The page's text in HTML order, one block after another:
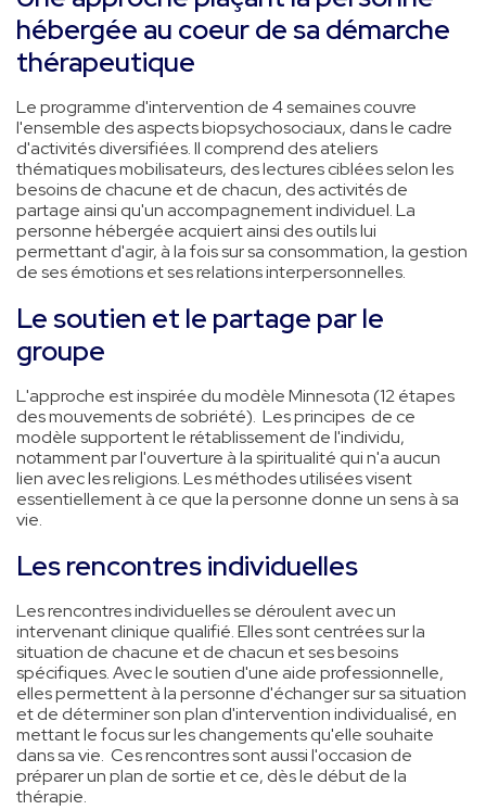
hébergée au coeur de sa démarche
thérapeutique
Le programme d'intervention de 4 semaines couvre
l'ensemble des aspects biopsychosociaux, dans le cadre
d'activités diversifiées. Il comprend des ateliers
thématiques mobilisateurs, des lectures ciblées selon les
besoins de chacune et de chacun, des activités de
partage ainsi qu'un accompagnement individuel. La
personne hébergée acquiert ainsi des outils lui
permettant d'agir, à la fois sur sa consommation, la gestion
de ses émotions et ses relations interpersonnelles.
Le soutien et le partage par le
groupe
L'approche est inspirée du modèle Minnesota (12 étapes
des mouvements de sobriété). Les principes de ce
modèle supportent le rétablissement de l'individu,
notamment par l'ouverture à la spiritualité qui n'a aucun
lien avec les religions. Les méthodes utilisées visent
essentiellement à ce que la personne donne un sens à sa
vie.
Les rencontres individuelles
Les rencontres individuelles se déroulent avec un
intervenant clinique qualifié. Elles sont centrées sur la
situation de chacune et de chacun et ses besoins
spécifiques. Avec le soutien d'une aide professionnelle,
elles permettent à la personne d'échanger sur sa situation
et de déterminer son plan d'intervention individualisé, en
mettant le focus sur les changements qu'elle souhaite
dans sa vie. Ces rencontres sont aussi l'occasion de
préparer un plan de sortie et ce, dès le début de la
thérapie.